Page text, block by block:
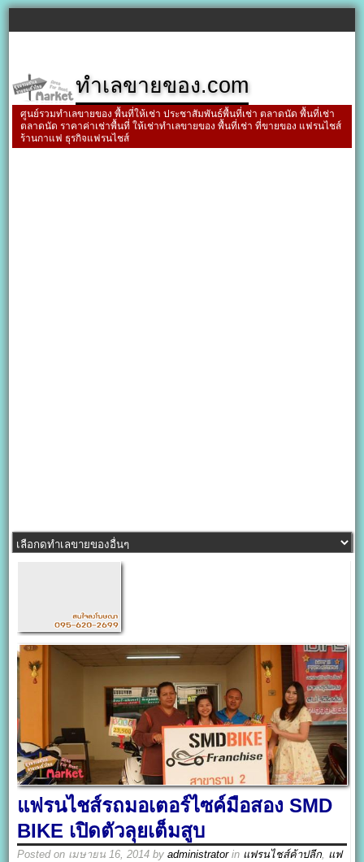
ทำเลขายของ.com
ศูนย์รวมทำเลขายของ พื้นที่ให้เช่า ประชาสัมพันธ์พื้นที่เช่า ตลาดนัด พื้นที่เช่า
ตลาดนัด ราคาค่าเช่าพื้นที่ ให้เช่าทำเลขายของ พื้นที่เช่า ที่ขายของ แฟรนไชส์
ร้านกาแฟ ธุรกิจแฟรนไชส์
แฟรนไชส์รถมอเตอร์ไซค์มือสอง SMD
BIKE เปิดตัวลุยเต็มสูบ
Posted on เมษายน 16, 2014 byadministratorin แฟรนไชส์ค้าปลีก, แฟ